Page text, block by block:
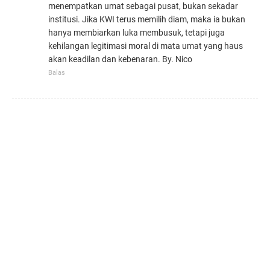
menempatkan umat sebagai pusat, bukan sekadar
institusi. Jika KWI terus memilih diam, maka ia bukan
hanya membiarkan luka membusuk, tetapi juga
kehilangan legitimasi moral di mata umat yang haus
akan keadilan dan kebenaran. By. Nico
Balas